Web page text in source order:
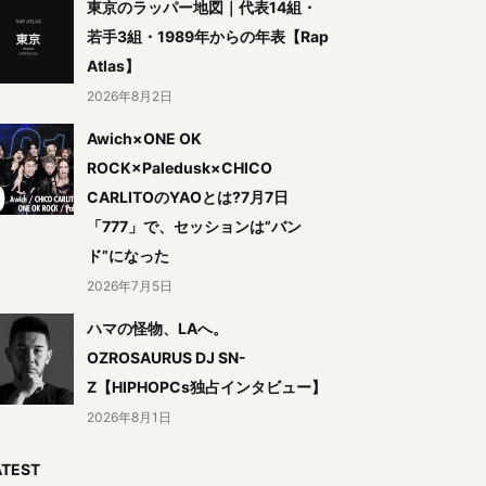
東京のラッパー地図｜代表14組・
若手3組・1989年からの年表【Rap
Atlas】
2026年8月2日
Awich×ONE OK
ROCK×Paledusk×CHICO
CARLITOのYAOとは?7月7日
「777」で、セッションは”バン
ド”になった
2026年7月5日
ハマの怪物、LAへ。
OZROSAURUS DJ SN-
Z【HIPHOPCs独占インタビュー】
2026年8月1日